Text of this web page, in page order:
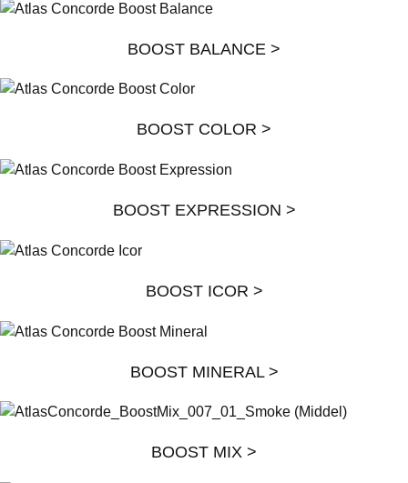
BOOST BALANCE >
BOOST COLOR >
BOOST EXPRESSION >
BOOST ICOR >
BOOST MINERAL >
BOOST MIX >